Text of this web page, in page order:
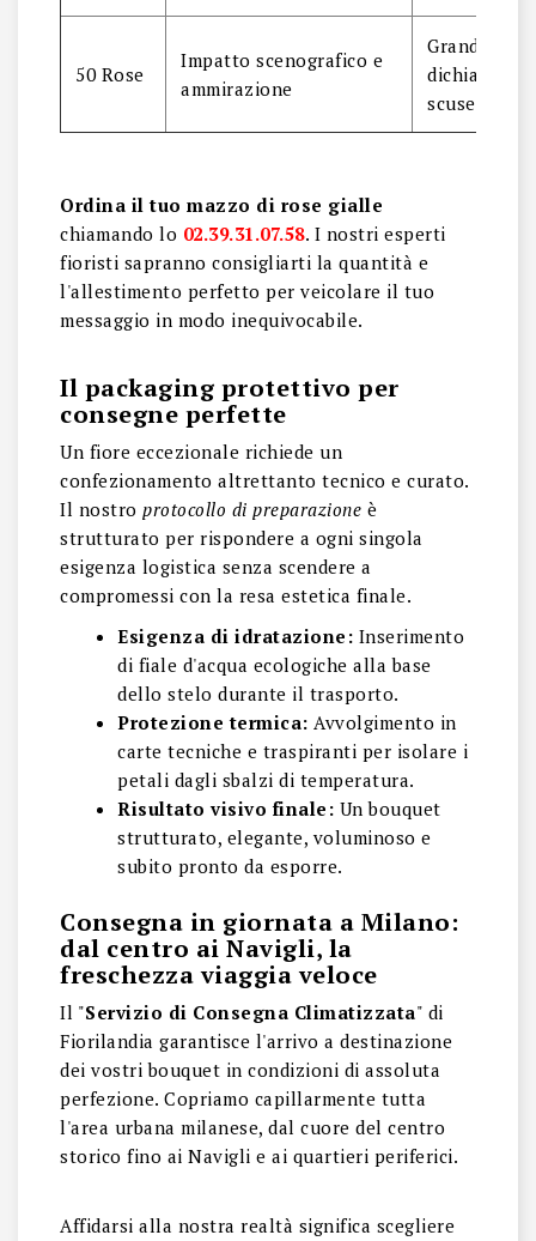
50 Rose
Impatto scenografico e
ammirazione
Grandi
scuse
Ordina il tuo mazzo di rose gialle
chiamando lo 02.39.31.07.58. I nostri esperti
fioristi sapranno consigliarti la quantità e
l'allestimento perfetto per veicolare il tuo
messaggio in modo inequivocabile.
Il packaging protettivo per
consegne perfette
Un fiore eccezionale richiede un
confezionamento altrettanto tecnico e curato.
Il nostro protocollo di preparazione è
strutturato per rispondere a ogni singola
esigenza logistica senza scendere a
compromessi con la resa estetica finale.
Esigenza di idratazione: Inserimento
di fiale d'acqua ecologiche alla base
dello stelo durante il trasporto.
Protezione termica: Avvolgimento in
carte tecniche e traspiranti per isolare i
petali dagli sbalzi di temperatura.
Risultato visivo finale: Un bouquet
strutturato, elegante, voluminoso e
subito pronto da esporre.
Consegna in giornata a Milano:
dal centro ai Navigli, la
freschezza viaggia veloce
Il "Servizio di Consegna Climatizzata" di
Fiorilandia garantisce l'arrivo a destinazione
dei vostri bouquet in condizioni di assoluta
perfezione. Copriamo capillarmente tutta
l'area urbana milanese, dal cuore del centro
storico fino ai Navigli e ai quartieri periferici.
Affidarsi alla nostra realtà significa scegliere